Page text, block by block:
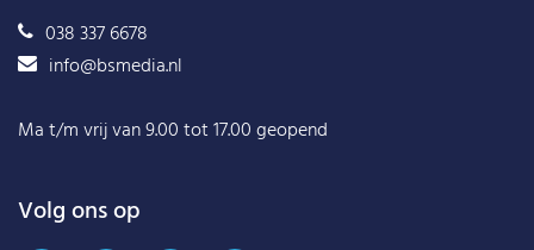
038 337 6678
info@bsmedia.nl
Ma t/m vrij van 9.00 tot 17.00 geopend
Volg ons op